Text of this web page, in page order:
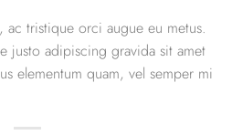
tristique orci augue eu metus.
justo adipiscing gravida sit amet
elementum quam, vel semper mi